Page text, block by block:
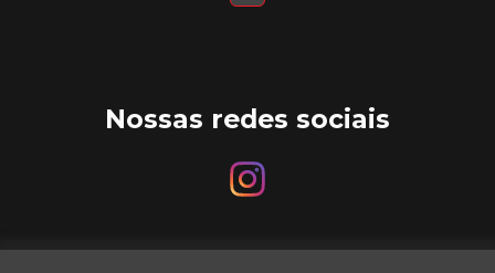
Nossas redes sociais